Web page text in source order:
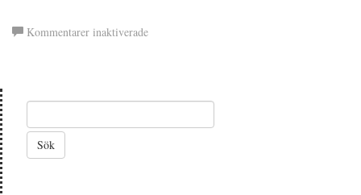
Kommentarer inaktiveradeför